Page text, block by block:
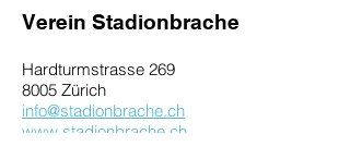
Verein Stadionbrache
Hardturmstrasse 269
8005 Zürich
info@stadionbrache.ch
www.stadionbrache.ch